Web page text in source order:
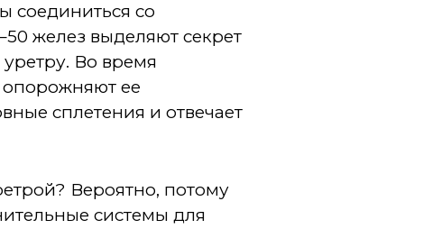
соединиться со
желез выделяют секрет
уретру. Во время
опорожняют ее
сплетения и отвечает
Вероятно, потому
системы для